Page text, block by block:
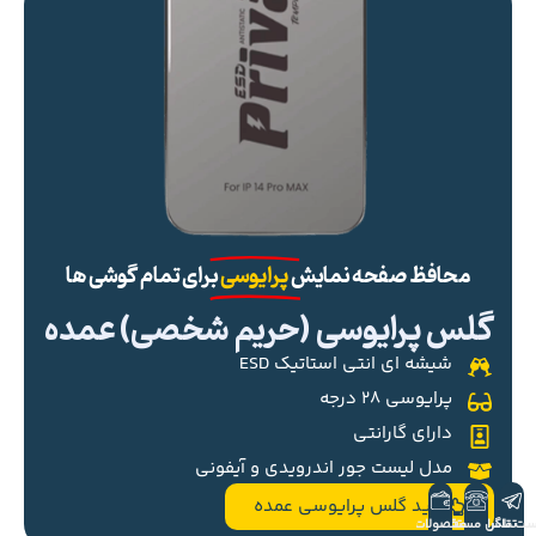
محافظ صفحه نمایشپرایوسیبرای تمام گوشی ها
گلس پرایوسی (حریم شخصی) عمده
شیشه ای انتی استاتیک ESD
پرایوسی ۲۸ درجه
دارای گارانتی
مدل لیست جور اندرویدی و آیفونی
خرید گلس پرایوسی عمده
تلگرام
تماس مستقیم
محصولات